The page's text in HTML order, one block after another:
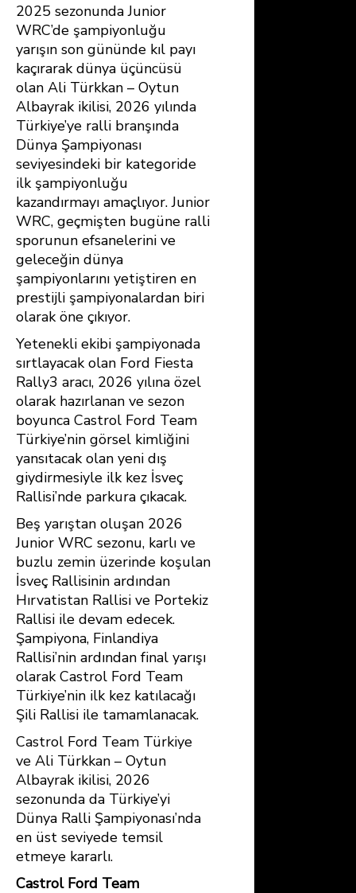
2025 sezonunda Junior
WRC’de şampiyonluğu
yarışın son gününde kıl payı
kaçırarak dünya üçüncüsü
olan Ali Türkkan – Oytun
Albayrak ikilisi, 2026 yılında
Türkiye’ye ralli branşında
Dünya Şampiyonası
seviyesindeki bir kategoride
ilk şampiyonluğu
kazandırmayı amaçlıyor. Junior
WRC, geçmişten bugüne ralli
sporunun efsanelerini ve
geleceğin dünya
şampiyonlarını yetiştiren en
prestijli şampiyonalardan biri
olarak öne çıkıyor.
Yetenekli ekibi şampiyonada
sırtlayacak olan Ford Fiesta
Rally3 aracı, 2026 yılına özel
olarak hazırlanan ve sezon
boyunca Castrol Ford Team
Türkiye’nin görsel kimliğini
yansıtacak olan yeni dış
giydirmesiyle ilk kez İsveç
Rallisi’nde parkura çıkacak.
Beş yarıştan oluşan 2026
Junior WRC sezonu, karlı ve
buzlu zemin üzerinde koşulan
İsveç Rallisinin ardından
Hırvatistan Rallisi ve Portekiz
Rallisi ile devam edecek.
Şampiyona, Finlandiya
Rallisi’nin ardından final yarışı
olarak Castrol Ford Team
Türkiye’nin ilk kez katılacağı
Şili Rallisi ile tamamlanacak.
Castrol Ford Team Türkiye
ve Ali Türkkan – Oytun
Albayrak ikilisi, 2026
sezonunda da Türkiye’yi
Dünya Ralli Şampiyonası’nda
en üst seviyede temsil
etmeye kararlı.
Castrol Ford Team